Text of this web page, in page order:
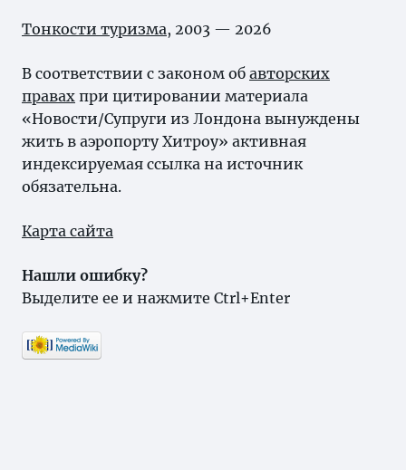
Тонкости туризма, 2003 — 2026
В соответствии с законом об авторских
правах при цитировании материала
«Новости/Супруги из Лондона вынуждены
жить в аэропорту Хитроу» активная
индексируемая ссылка на источник
обязательна.
Карта сайта
Нашли ошибку?
Выделите ее и нажмите Ctrl+Enter